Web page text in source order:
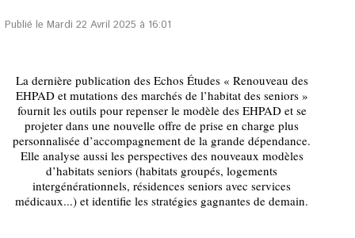
Publié le Mardi 22 Avril 2025 à 16:01
La dernière publication des Echos Études « Renouveau des
EHPAD et mutations des marchés de l’habitat des seniors »
fournit les outils pour repenser le modèle des EHPAD et se
projeter dans une nouvelle offre de prise en charge plus
personnalisée d’accompagnement de la grande dépendance.
Elle analyse aussi les perspectives des nouveaux modèles
d’habitats seniors (habitats groupés, logements
intergénérationnels, résidences seniors avec services
médicaux...) et identifie les stratégies gagnantes de demain.